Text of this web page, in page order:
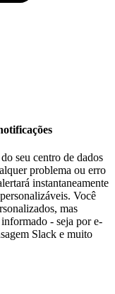
seu centro de dados
problema ou erro
instantaneamente
Você
mas
- seja por e-
Slack e muito